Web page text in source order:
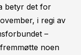
betyr det for
i regi av
–
noen